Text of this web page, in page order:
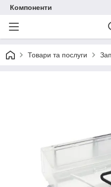
Компоненти
Товари та послуги